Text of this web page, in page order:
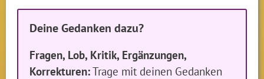
Deine Gedanken dazu?
Fragen, Lob, Kritik, Ergänzungen,
Korrekturen:Trage mit deinen Gedanken